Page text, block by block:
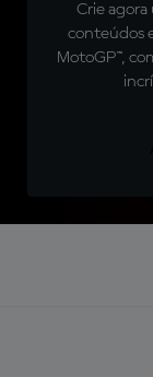
Crie agora
conteúdos
MotoGP™,